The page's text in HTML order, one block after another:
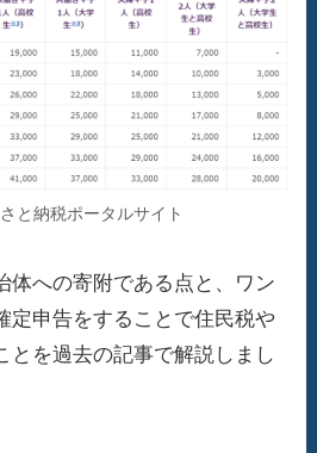
と納税ポータルサイト
体への寄附である点と、ワン
定申告をすることで住民税や
とを過去の記事で解説しまし